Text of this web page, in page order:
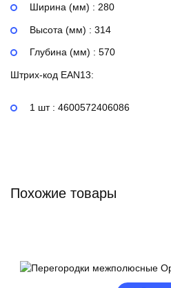
Ширина (мм) : 280
Высота (мм) : 314
Глубина (мм) : 570
Штрих-код EAN13:
1 шт : 4600572406086
Похожие товары